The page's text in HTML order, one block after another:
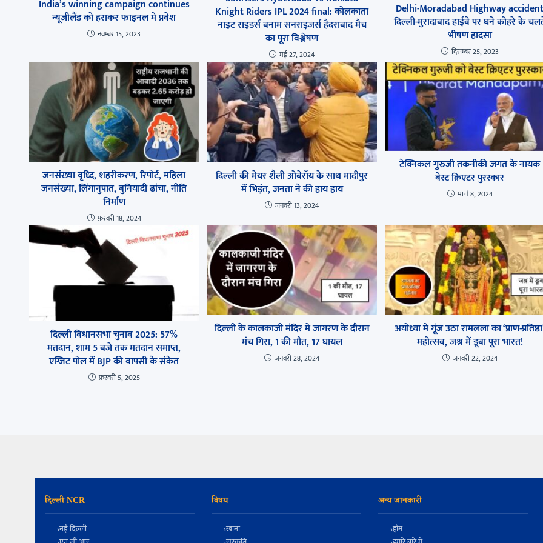
India’s winning campaign continues
न्यूजीलैंड को हराकर फाइनल में प्रवेश
नवम्बर 15, 2023
Knight Riders IPL 2024 final: कोलकाता
नाइट राइडर्स बनाम सनराइजर्स हैदराबाद मैच
का पूरा विश्लेषण
मई 27, 2024
Delhi-Moradabad Highway
दिल्ली-मुरादाबाद हाईवे पर घने कोहरे के
भीषण हादसा
दिसम्बर 25, 2023
जनसंख्या वृध्दि, शहरीकरण, रिपोर्ट, महिला
जनसंख्या, लिंगानुपात, बुनियादी ढांचा, नीति
निर्माण
फ़रवरी 18, 2024
दिल्ली की मेयर शैली ओबेरॉय के साथ मादीपुर
में भिड़ंत, जनता ने की हाय हाय
जनवरी 13, 2024
टेक्निकल गुरुजी तकनीकी जगत के नायक
बेस्ट क्रिएटर पुरस्कार
मार्च 8, 2024
दिल्ली विधानसभा चुनाव 2025: 57%
मतदान, शाम 5 बजे तक मतदान समाप्त,
एग्जिट पोल में BJP की वापसी के संकेत
फ़रवरी 5, 2025
दिल्ली के कालकाजी मंदिर में जागरण के दौरान
मंच गिरा, 1 की मौत, 17 घायल
जनवरी 28, 2024
अयोध्या में गूंज उठा रामलला का ‘प्राण-
महोत्सव, जश्न में डूबा पूरा भारत!
जनवरी 22, 2024
दिल्ली NCR
नई दिल्ली
विषय
खाना
अन्य जानकारी
होम